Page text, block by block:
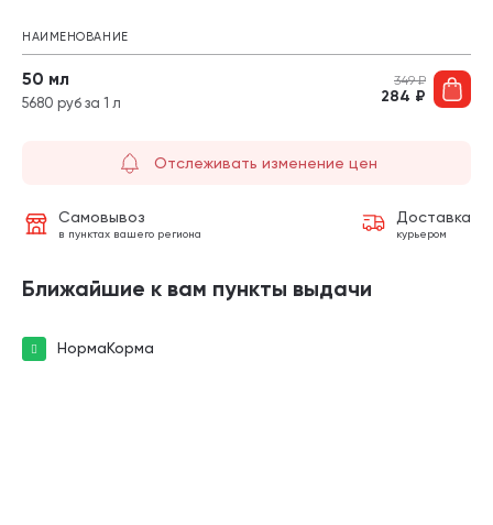
НАИМЕНОВАНИЕ
50 мл
5680 руб за 1 л
349₽
284 ₽
Отслеживать изменение цен
Самовывоз
в пунктах вашего региона
Доставка
курьером
Ближайшие к вам пункты выдачи
НормаКорма